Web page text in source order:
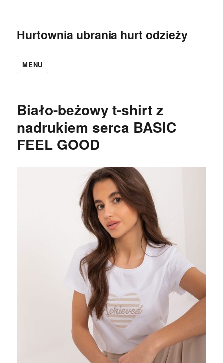
Hurtownia ubrania hurt odzieży
MENU
Biało-beżowy t-shirt z
nadrukiem serca BASIC
FEEL GOOD